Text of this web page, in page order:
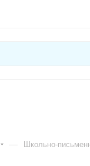
— Школьно-